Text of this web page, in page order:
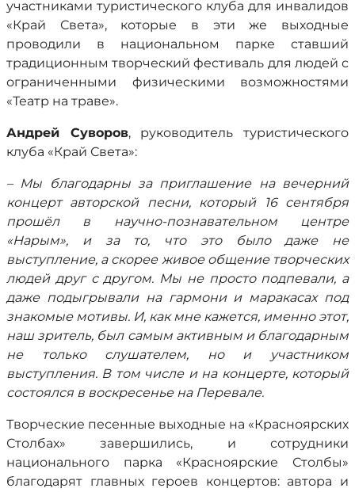
участниками туристического клуба для инвалидов
«Край Света», которые в эти же выходные
проводили в национальном парке ставший
традиционным творческий фестиваль для людей с
ограниченными физическими возможностями
«Театр на траве».
Андрей Суворов, руководитель туристического
клуба «Край Света»:
– Мы благодарны за приглашение на вечерний
концерт авторской песни, который 16 сентября
прошёл в научно-познавательном центре
«Нарым», и за то, что это было даже не
выступление, а скорее живое общение творческих
людей друг с другом. Мы не просто подпевали, а
даже подыгрывали на гармони и маракасах под
знакомые мотивы. И, как мне кажется, именно этот,
наш зритель, был самым активным и благодарным
не только слушателем, но и участником
выступления. В том числе и на концерте, который
состоялся в воскресенье на Перевале.
Творческие песенные выходные на «Красноярских
Столбах» завершились, и сотрудники
национального парка «Красноярские Столбы»
благодарят главных героев концертов: автора и